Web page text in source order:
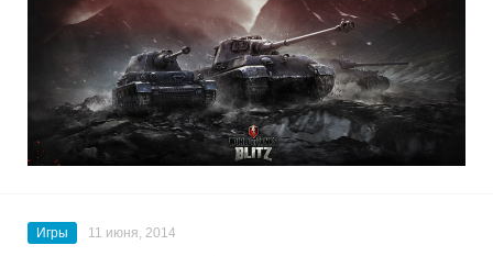
Игры 11 июня, 2014